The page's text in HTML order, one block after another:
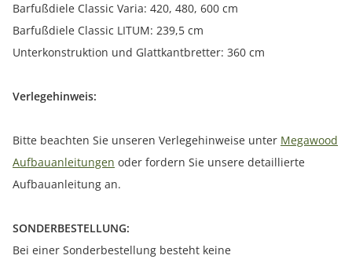
Barfußdiele Classic Varia: 420, 480, 600 cm
Barfußdiele Classic LITUM: 239,5 cm
Unterkonstruktion und Glattkantbretter: 360 cm
Verlegehinweis:
Bitte beachten Sie unseren Verlegehinweise unter Megawood
Aufbauanleitungen oder fordern Sie unsere detaillierte
Aufbauanleitung an.
SONDERBESTELLUNG:
Bei einer Sonderbestellung besteht keine